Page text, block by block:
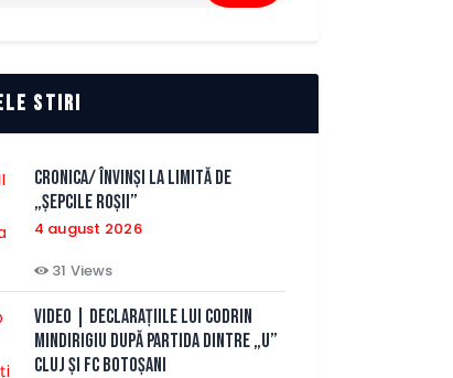
stiri
CRONICA/ Învinși la limită de
„Șepcile Roșii”
4 august 2026
31 Views
VIDEO | Declarațiile lui Codrin
Mindirigiu după partida dintre „U”
Cluj și FC Botoșani